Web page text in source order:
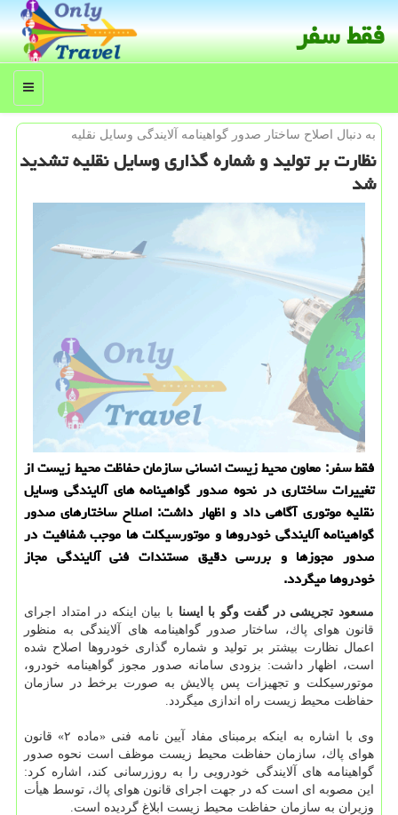
فقط سفر
منو
به دنبال اصلاح ساختار صدور گواهینامه آلایندگی وسایل نقلیه
نظارت بر تولید و شماره گذاری وسایل نقلیه تشدید
شد
فقط سفر: معاون محیط زیست انسانی سازمان حفاظت محیط زیست از
تغییرات ساختاری در نحوه صدور گواهینامه های آلایندگی وسایل
نقلیه موتوری آگاهی داد و اظهار داشت: اصلاح ساختارهای صدور
گواهینامه آلایندگی خودروها و موتورسیكلت ها موجب شفافیت در
صدور مجوزها و بررسی دقیق مستندات فنی آلایندگی مجاز
خودروها میگردد.
مسعود تجریشی در گفت وگو با ایسنا با بیان اینكه در امتداد اجرای
قانون هوای پاك، ساختار صدور گواهینامه های آلایندگی به منظور
اعمال نظارت بیشتر بر تولید و شماره گذاری خودروها اصلاح شده
است، اظهار داشت: بزودی سامانه صدور مجوز گواهینامه خودرو،
موتورسیكلت و تجهیزات پس پالایش به صورت برخط در سازمان
حفاظت محیط زیست راه اندازی میگردد.
وی با اشاره به اینكه برمبنای مفاد آیین نامه فنی «ماده ۲» قانون
هوای پاك، سازمان حفاظت محیط زیست موظف است نحوه صدور
گواهینامه های آلایندگی خودرویی را به روزرسانی كند، اشاره كرد:
این مصوبه ای است كه در جهت اجرای قانون هوای پاك، توسط هیأت
وزیران به سازمان حفاظت محیط زیست ابلاغ گردیده است.